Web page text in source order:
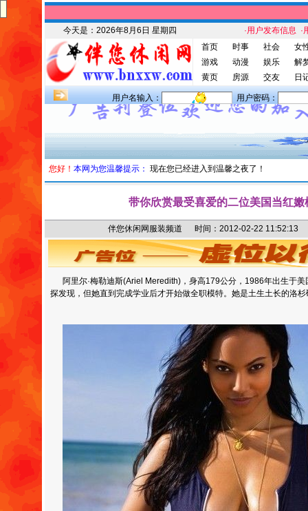
今天是： 2026年8月6日 星期四 ·用户发布信息 ·
首页
时事 社会
女
游戏
动漫 娱乐
解
黄页
房源 交友 日
用户名输入： 用户密码：
您好！ 本网为您温馨提示： 现在您已经进入到温馨之夜了！
带你欣赏最受喜爱的二位美国当红嫩
伴您休闲网服装频道 时间：2012-02-22
阿里尔·梅勒迪斯(Ariel Meredith)，身高179公分，1986年出生于
探发现，但她直到完成学业后才开始做全职模特。她是土生土长的洛杉